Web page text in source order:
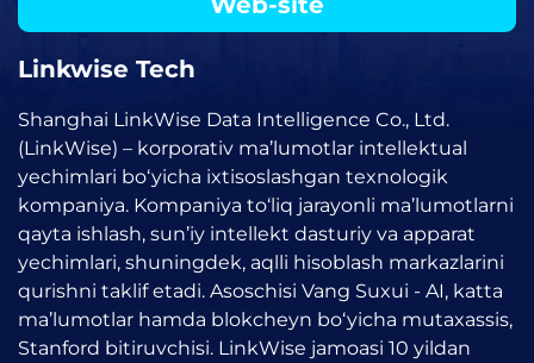
Linkwise Tech
Shanghai LinkWise Data Intelligence Co., Ltd.
(LinkWise) – korporativ ma’lumotlar intellektual
yechimlari bo‘yicha ixtisoslashgan texnologik
kompaniya. Kompaniya to‘liq jarayonli ma’lumotlarni
qayta ishlash, sun’iy intellekt dasturiy va apparat
yechimlari, shuningdek, aqlli hisoblash markazlarini
qurishni taklif etadi. Asoschisi Vang Suxui - AI, katta
ma’lumotlar hamda blokcheyn bo‘yicha mutaxassis,
Stanford bitiruvchisi. LinkWise jamoasi 10 yildan